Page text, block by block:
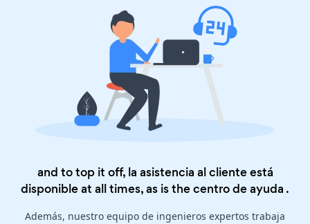
and to top it off, la asistencia al cliente está
disponible at all times, as is thecentro de ayuda .
Además, nuestro equipo de ingenieros expertos trabaja